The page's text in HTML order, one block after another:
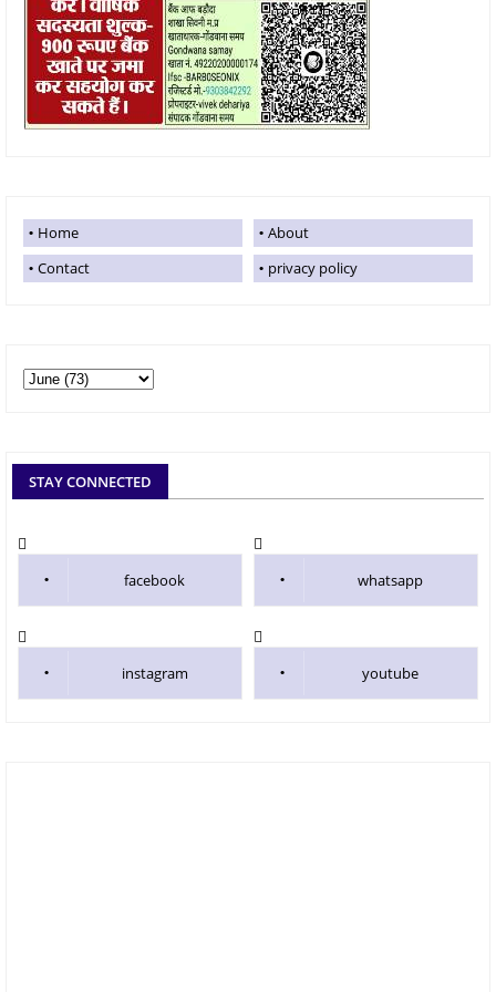
Home
About
Contact
privacy policy
STAY CONNECTED
facebook whatsapp
instagram youtube